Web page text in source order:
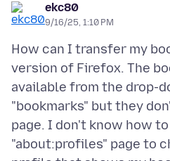
ekc80
9/16/25, 1:10 PM
How can I transfer my
version of Firefox. The
available from the drop-
"bookmarks" but they
page. I don't know how
"about:profiles" page to